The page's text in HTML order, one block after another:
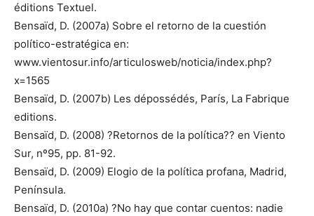
éditions Textuel.
Bensaïd, D. (2007a) Sobre el retorno de la cuestión
político-estratégica en:
www.vientosur.info/articulosweb/noticia/index.php?
x=1565
Bensaïd, D. (2007b) Les dépossédés, París, La Fabrique
editions.
Bensaïd, D. (2008) ?Retornos de la política?? en Viento
Sur, nº95, pp. 81-92.
Bensaïd, D. (2009) Elogio de la política profana, Madrid,
Península.
Bensaïd, D. (2010a) ?No hay que contar cuentos: nadie